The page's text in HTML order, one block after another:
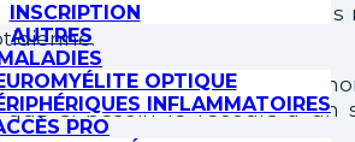
INSCRIPTION
AUTRES
OPTIQUE
INFLAMMATOIRES
PRO
étapes et des
le diagnostic (et son
si besoin le recours à